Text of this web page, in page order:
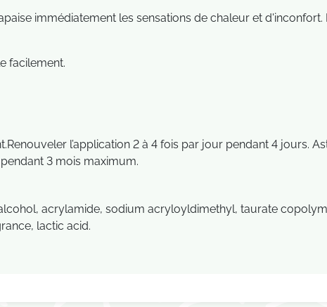
immédiatement les sensations de chaleur et
facilement.
l’application 2 à 4 fois par jour pendant 4 jours.
3 mois maximum.
acrylamide, sodium acryloyldimethyl, taurate
lactic acid.